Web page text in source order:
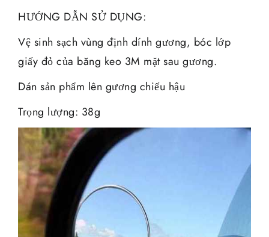
HƯỚNG DẪN SỬ DỤNG:
Vệ sinh sạch vùng định dính gương, bóc lớp
giấy đỏ của băng keo 3M mặt sau gương.
Dán sản phẩm lên gương chiếu hậu
Trọng lượng: 38g